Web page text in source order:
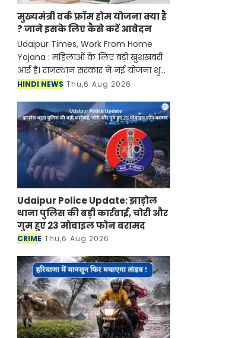
मुख्यमंत्री वर्क फ्रॉम होम योजना क्या है
? जाने इसके लिए कैसे करें आवेदन
Udaipur Times, Work From Home
Yojana : महिलाओं के लिए बड़ी खुशखबरी
आई है। राजस्थान सरकार ने नई योजना शुरू
की है जिसके तहत अब महिलाओं को घर बैठे
अनुसार सरकार द्वारा चला
HINDI NEWS Thu,6 Aug 2026
Udaipur Police Update: झाड़ोल
थाना पुलिस की बड़ी कार्रवाई, चोरी और
गुम हुए 23 मोबाइल फोन बरामद
CRIME Thu,6 Aug 2026